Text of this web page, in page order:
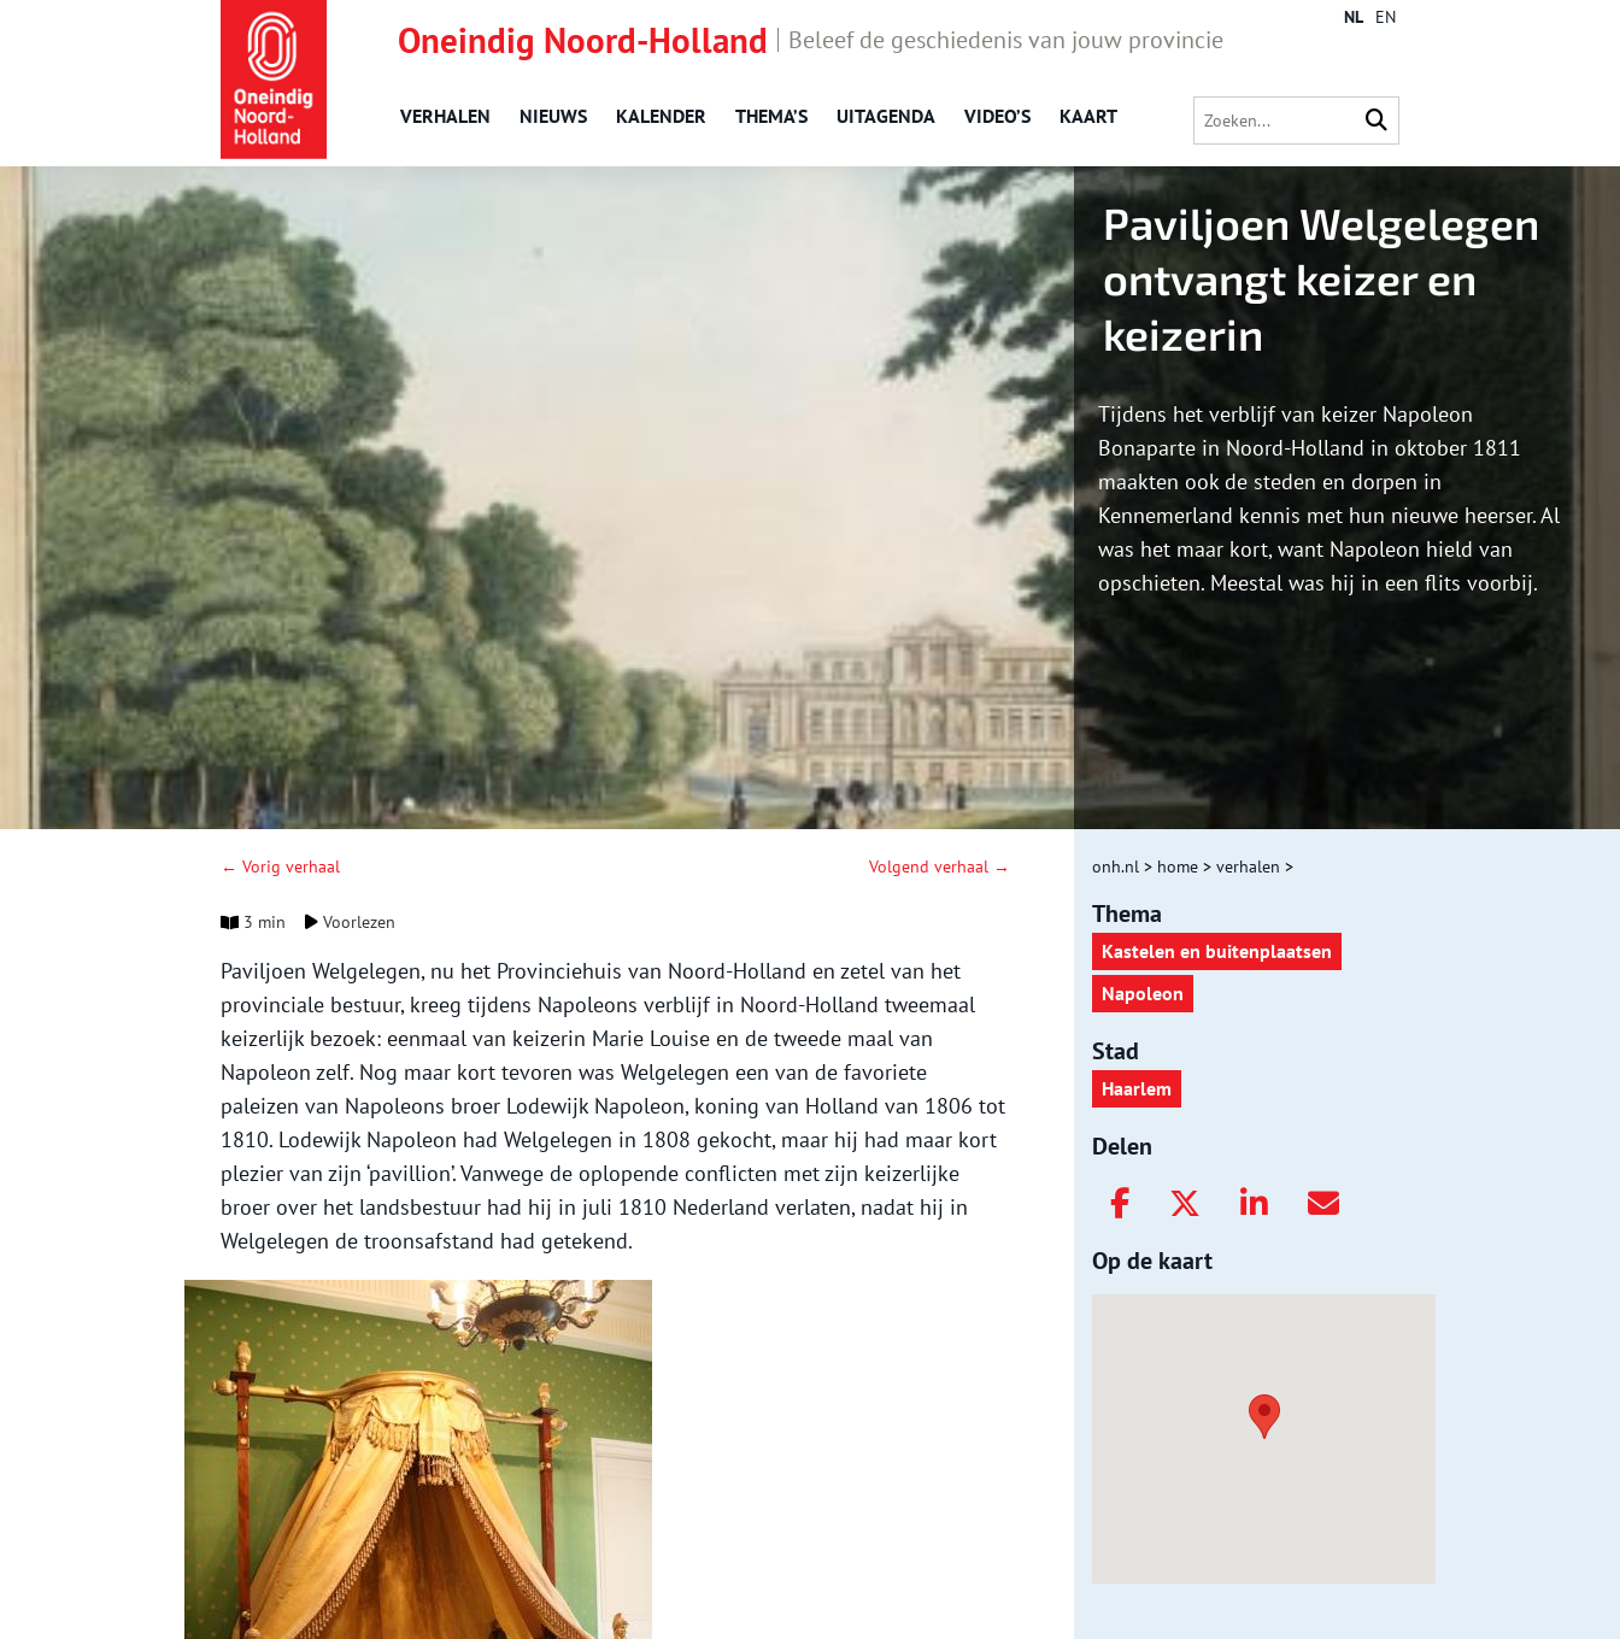
Oneindig Noord-Holland Beleef de geschiedenis van jouw provincie
VERHALEN NIEUWS KALENDER THEMA’S UITAGENDA VIDEO’S KAART
NL EN
Paviljoen Welgelegen
ontvangt keizer en
keizerin
Tijdens het verblijf van keizer Napoleon
Bonaparte in Noord-Holland in oktober 1811
maakten ook de steden en dorpen in
Kennemerland kennis met hun nieuwe heerser. Al
was het maar kort, want Napoleon hield van
opschieten. Meestal was hij in een flits voorbij.
← Vorig verhaal Volgend verhaal →
3 min Voorlezen
Paviljoen Welgelegen, nu het Provinciehuis van Noord-Holland en zetel van het
provinciale bestuur, kreeg tijdens Napoleons verblijf in Noord-Holland tweemaal
keizerlijk bezoek: eenmaal van keizerin Marie Louise en de tweede maal van
Napoleon zelf. Nog maar kort tevoren was Welgelegen een van de favoriete
paleizen van Napoleons broer Lodewijk Napoleon, koning van Holland van 1806 tot
1810. Lodewijk Napoleon had Welgelegen in 1808 gekocht, maar hij had maar kort
plezier van zijn ‘pavillion’. Vanwege de oplopende conflicten met zijn keizerlijke
broer over het landsbestuur had hij in juli 1810 Nederland verlaten, nadat hij in
Welgelegen de troonsafstand had getekend.
onh.nl > home > verhalen >
Thema
Kastelen en buitenplaatsen
Napoleon
Stad
Haarlem
Delen
Op de kaart